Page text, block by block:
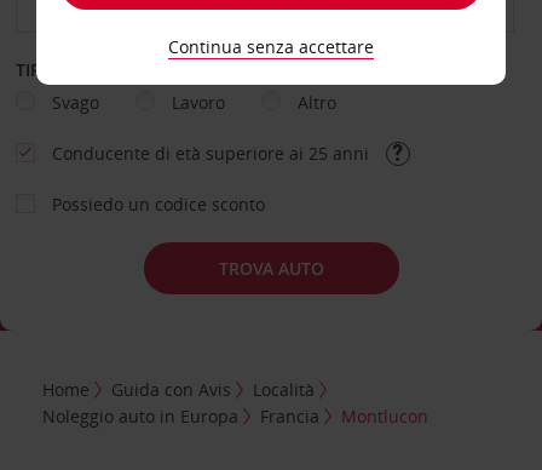
TIPOLOGIA DI NOLEGGIO
Svago
Lavoro Altro
Conducente di età superiore ai 25 anni
Possiedo un codice sconto
TROVA AUTO
Home Guida con Avis
Località
Noleggio auto in Europa
Francia Montlucon
Continua senza accettare